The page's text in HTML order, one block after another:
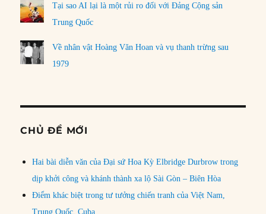
Tại sao AI lại là một rủi ro đối với Đảng Cộng sản
Trung Quốc
Về nhân vật Hoàng Văn Hoan và vụ thanh trừng sau
1979
CHỦ ĐỀ MỚI
Hai bài diễn văn của Đại sứ Hoa Kỳ Elbridge Durbrow trong
dịp khởi công và khánh thành xa lộ Sài Gòn – Biên Hòa
Điểm khác biệt trong tư tưởng chiến tranh của Việt Nam,
Trung Quốc, Cuba